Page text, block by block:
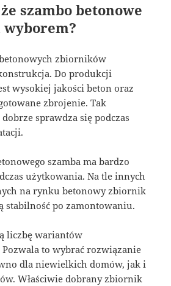
szambo betonowe
zbiorników
Do produkcji
wysokiej jakości beton oraz
zbrojenie. Tak
sprawdza się podczas
szamba ma bardzo
użytkowania. Na tle innych
na rynku betonowy zbiornik
stabilność po zamontowaniu.
liczbę wariantów
to wybrać rozwiązanie
dla niewielkich domów, jak i
Właściwie dobrany zbiornik